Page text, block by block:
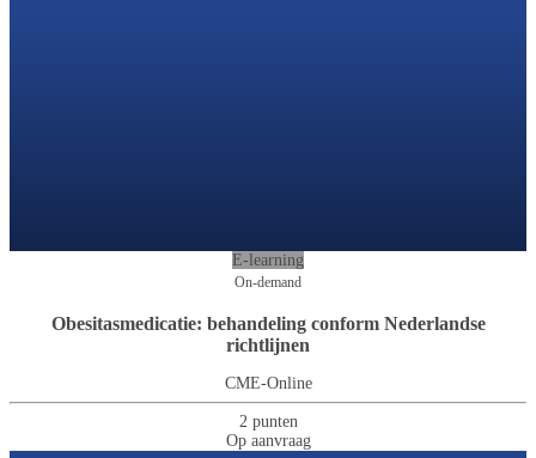
E-learning
On-demand
Obesitasmedicatie: behandeling conform Nederlandse
richtlijnen
CME-Online
2 punten
Op aanvraag